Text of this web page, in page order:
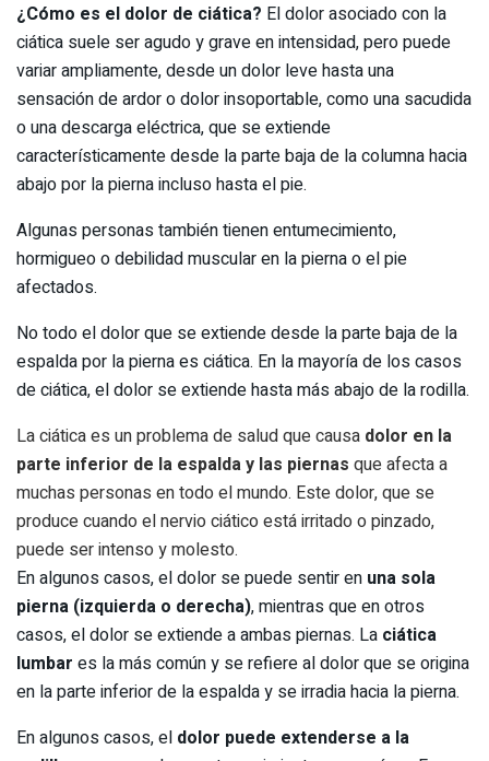
¿Cómo es el dolor de ciática? El dolor asociado con la
ciática suele ser agudo y grave en intensidad, pero puede
variar ampliamente, desde un dolor leve hasta una
sensación de ardor o dolor insoportable, como una sacudida
o una descarga eléctrica, que se extiende
característicamente desde la parte baja de la columna hacia
abajo por la pierna incluso hasta el pie.
Algunas personas también tienen entumecimiento,
hormigueo o debilidad muscular en la pierna o el pie
afectados.
No todo el dolor que se extiende desde la parte baja de la
espalda por la pierna es ciática. En la mayoría de los casos
de ciática, el dolor se extiende hasta más abajo de la rodilla.
La ciática es un problema de salud que causa dolor en la
parte inferior de la espalda y las piernas que afecta a
muchas personas en todo el mundo. Este dolor, que se
produce cuando el nervio ciático está irritado o pinzado,
puede ser intenso y molesto.
En algunos casos, el dolor se puede sentir en una sola
pierna (izquierda o derecha), mientras que en otros
casos, el dolor se extiende a ambas piernas. La ciática
lumbar es la más común y se refiere al dolor que se origina
en la parte inferior de la espalda y se irradia hacia la pierna.
En algunos casos, el dolor puede extenderse a la